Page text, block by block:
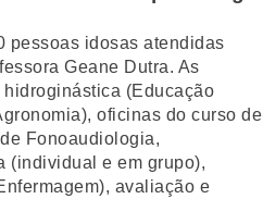
pessoas idosas atendidas
Geane Dutra. As
(Educação
oficinas do curso de
Fonoaudiologia,
(individual e em grupo),
avaliação e